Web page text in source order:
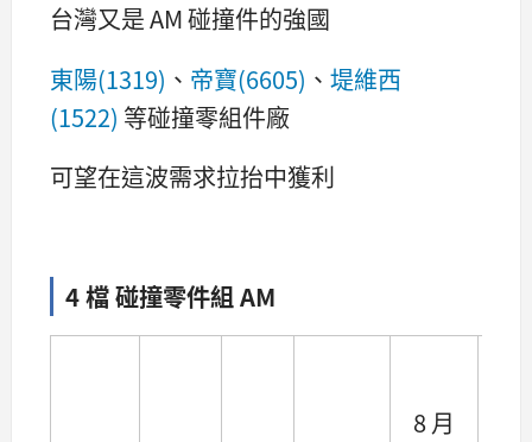
台灣又是 AM 碰撞件的強國
東陽(1319) 、 帝寶(6605) 、 堤維西
(1522) 等碰撞零組件廠
可望在這波需求拉抬中獲利
4 檔 碰撞零件組 AM
8 月